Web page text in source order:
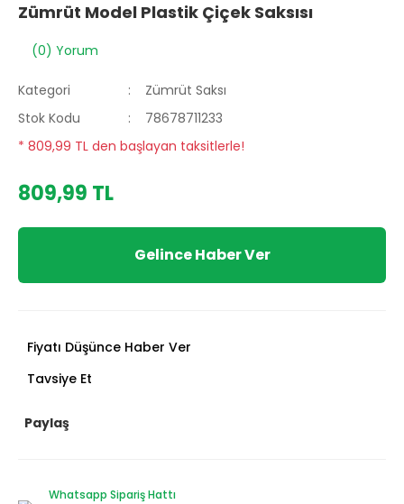
Zümrüt Model Plastik Çiçek Saksısı
(0) Yorum
Kategori
Zümrüt Saksı
Stok Kodu
78678711233
* 809,99 TL den başlayan taksitlerle!
809,99 TL
Gelince Haber Ver
Fiyatı Düşünce Haber Ver
Tavsiye Et
Paylaş
Whatsapp Sipariş Hattı